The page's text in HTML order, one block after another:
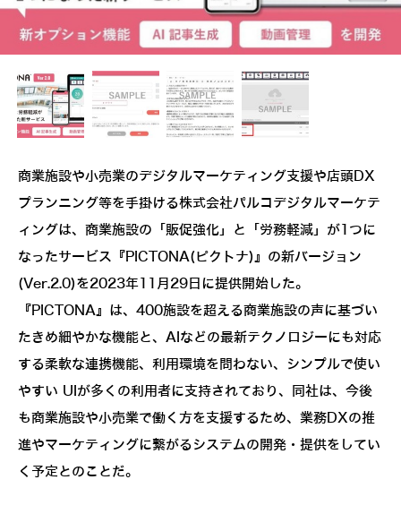
商業施設や小売業のデジタルマーケティング支援や店頭DX
プランニング等を手掛ける株式会社パルコデジタルマーケテ
ィングは、商業施設の「販促強化」と「労務軽減」が1つに
なったサービス『PICTONA(ピクトナ)』の新バージョン
(Ver.2.0)を2023年11月29日に提供開始した。
『PICTONA』は、400施設を超える商業施設の声に基づい
たきめ細やかな機能と、AIなどの最新テクノロジーにも対応
する柔軟な連携機能、利用環境を問わない、シンプルで使い
やすい UIが多くの利用者に支持されており、同社は、今後
も商業施設や小売業で働く方を支援するため、業務DXの推
進やマーケティングに繋がるシステムの開発・提供をしてい
く予定とのことだ。